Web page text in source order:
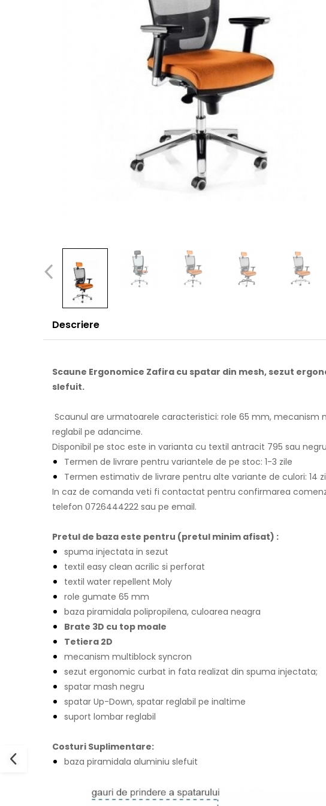
Descriere
Scaune Ergonomice Zafira cu spatar din mesh, sezut
slefuit.
Scaunul are urmatoarele caracteristici: role 65 mm, mecanism
reglabil pe adancime.
Disponibil pe stoc este in varianta cu textil antracit 795 sau
Termen de livrare pentru variantele de pe stoc: 1-3 zile
Termen estimativ de livrare pentru alte variante de culori: 14
In caz de comanda veti fi contactat pentru confirmarea
telefon 0726444222 sau pe email.
Pretul de baza este pentru (pretul minim afisat) :
spuma injectata in sezut
textil easy clean acrilic si perforat
textil water repellent Moly
role gumate 65 mm
baza piramidala polipropilena, culoarea neagra
Brate 3D cu top moale
Tetiera 2D
mecanism multiblock syncron
sezut ergonomic curbat in fata realizat din spuma injectata;
spatar mash negru
spatar Up-Down, spatar reglabil pe inaltime
suport lombar reglabil
Costuri Suplimentare:
baza piramidala aluminiu slefuit